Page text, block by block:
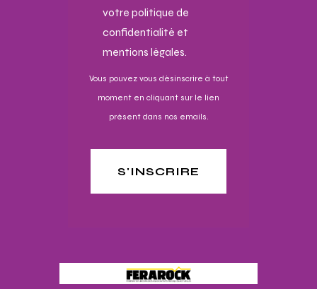
votre politique de
confidentialité et
mentions légales.
Vous pouvez vous désinscrire à tout
moment en cliquant sur le lien
présent dans nos emails.
S'INSCRIRE